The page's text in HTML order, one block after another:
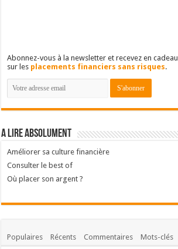
Abonnez-vous à la newsletter et recevez en
sur les placements financiers sans risques.
A lire absolument
Améliorer sa culture financière
Consulter le best of
Où placer son argent ?
Populaires Récents Commentaires Mots-clés